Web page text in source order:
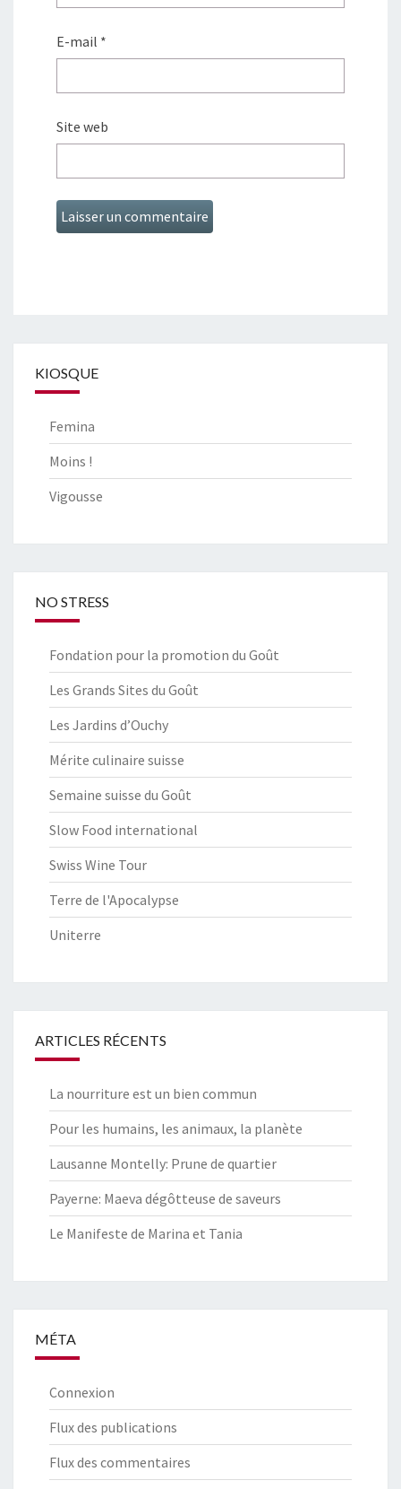
E-mail *
Site web
KIOSQUE
Femina
Moins !
Vigousse
NO STRESS
Fondation pour la promotion du Goût
Les Grands Sites du Goût
Les Jardins d’Ouchy
Mérite culinaire suisse
Semaine suisse du Goût
Slow Food international
Swiss Wine Tour
Terre de l'Apocalypse
Uniterre
ARTICLES RÉCENTS
La nourriture est un bien commun
Pour les humains, les animaux, la planète
Lausanne Montelly: Prune de quartier
Payerne: Maeva dégôtteuse de saveurs
Le Manifeste de Marina et Tania
MÉTA
Connexion
Flux des publications
Flux des commentaires